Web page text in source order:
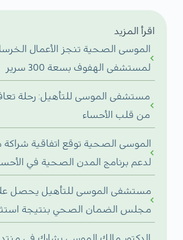
اقرأ المزيد
الموسى الصحية تنجز الأعمال
لمستشفى الهفوف بسعة 300 سرير
مستشفى الموسى للتأهيل: رحلة
من قلب الأحساء
الموسى الصحية توقع اتفاقية
لدعم برنامج المدن الصحية في
مستشفى الموسى للتأهيل يحصل
مجلس الضمان الصحي بنتيجة